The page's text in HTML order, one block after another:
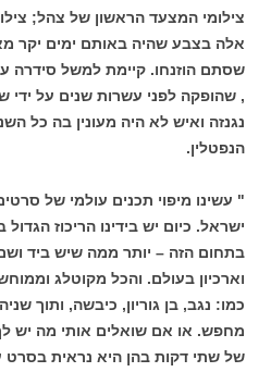
צילומי המצעד הראשון של צהל;
אלה בצבע שהיה באותם ימים יקר
שסתם הוזנחו. קיימת למשל סידרה
, שהופקה לפני עשרות שנים על ידי
נגנזה ואיש לא היה מעונין בה כל
הנפטלין.
" עשינו מיפוי תכנים עולמי של
ישראל. כיום יש בידינו הריכוז
בתחום הזה – יותר ממה שיש ביד
וארכיון בעולם. והכל מקוטלג
כמו: נגב, בן גוריון, כיבשה, ותוך
מחפש. או אם שואלים אותי מה יש
של שתי דקות בהן היא נראית